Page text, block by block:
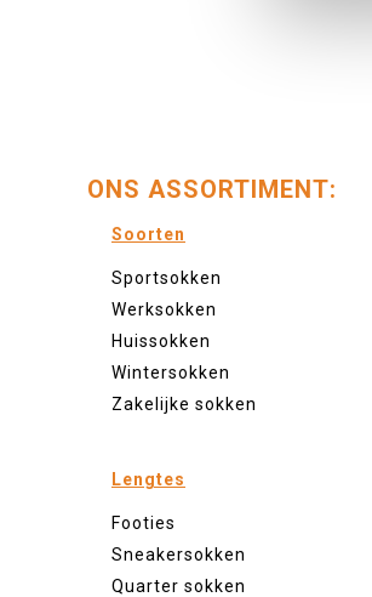
ONS ASSORTIMENT:
Soorten
Sportsokken
Werksokken
Huissokken
Wintersokken
Zakelijke sokken
Lengtes
Footies
Sneakersokken
Quarter sokken